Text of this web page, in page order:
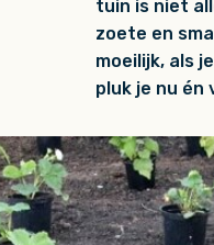
tuin is niet
zoete en
moeilijk, als
pluk je nu én